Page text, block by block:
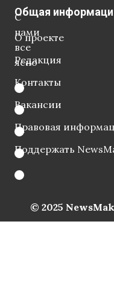
С
нами
все
ясно
Общая
О проекте
Редакция
Контакты
Вакансии
Правовая
Поддержать
© 2025